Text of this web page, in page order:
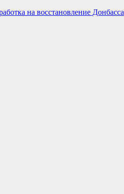
на восстановление Донбасса